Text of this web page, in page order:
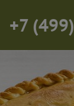
+7(499)